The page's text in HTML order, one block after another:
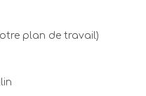
plan de travail)